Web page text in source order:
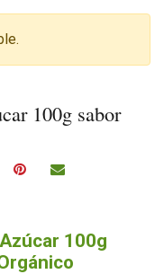
100g sabor
100g